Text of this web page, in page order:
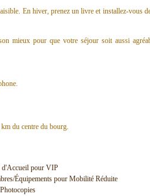
En hiver, prenez un livre et installez-vous
mieux pour que votre séjour soit aussi
du centre du bourg.
d'Accueil pour VIP
Équipements pour Mobilité Réduite